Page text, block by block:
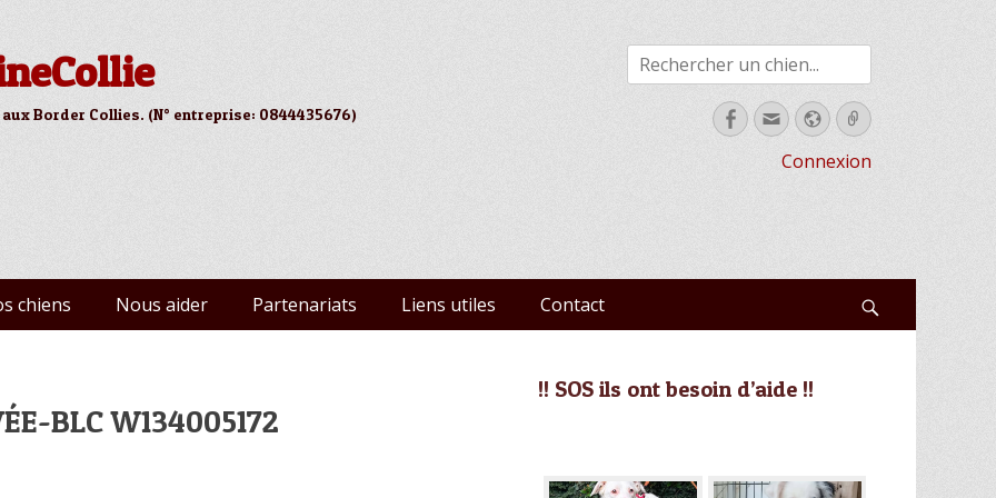
Border Collies. (N° entreprise: 0844435676)
Rechercher
Facebook
EmailSite
web
Link
Connexion
chiens Nous aider Partenariats Liens utiles Contact
BLC W134005172
!! SOS ils ont besoin d’aide !!